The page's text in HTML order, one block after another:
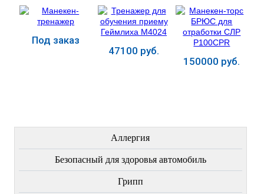
Под заказ
47100 руб.
150000 руб.
Аллергия
Безопасный для здоровья автомобиль
Грипп